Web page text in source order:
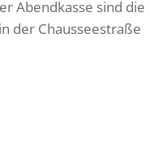
Abendkasse sind die
der Chausseestraße